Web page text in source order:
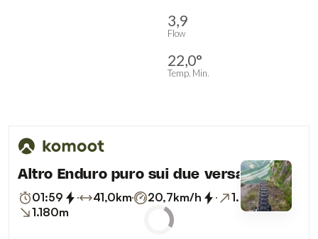
3,9
Flow
22,0°
Temp. Min.